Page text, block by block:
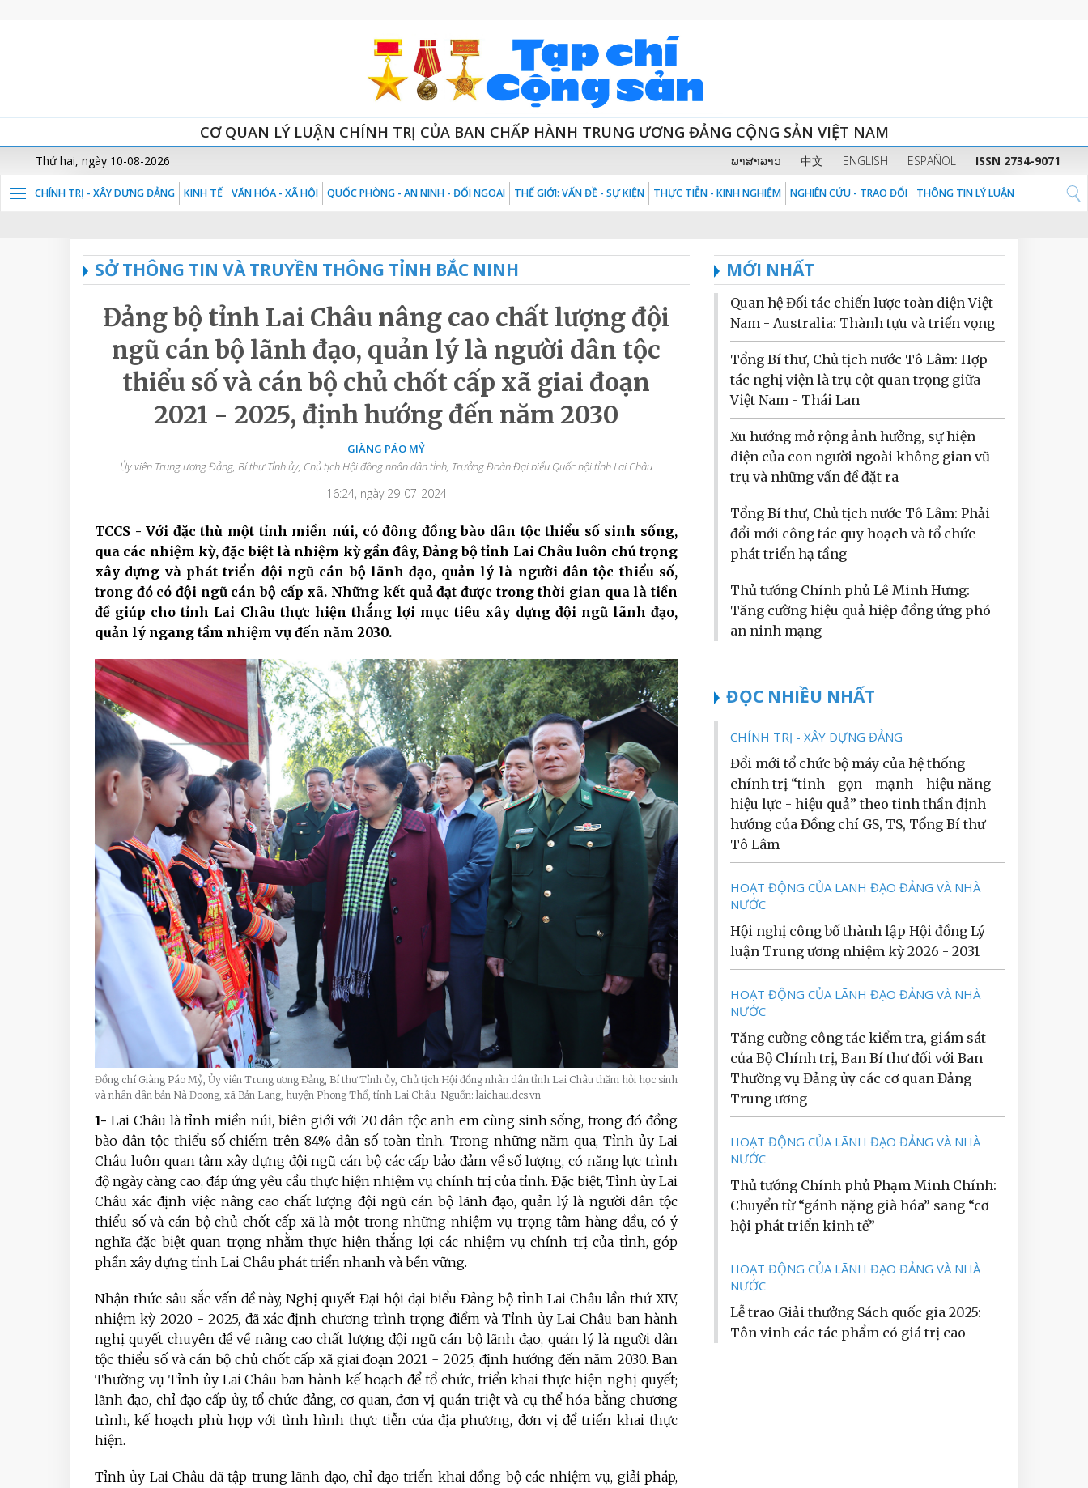
CƠ QUAN LÝ LUẬN CHÍNH TRỊ CỦA BAN CHẤP HÀNH TRUNG ƯƠNG ĐẢNG CỘNG SẢN VIỆT NAM
Thứ hai, ngày 10-08-2026 ພາສາລາວ 中文 ENGLISH ESPAÑOL ISSN 2734-9071
CHÍNH TRỊ - XÂY DỰNG ĐẢNG KINH TẾ VĂN HÓA - XÃ HỘI QUỐC PHÒNG - AN NINH - ĐỐI NGOẠI THẾ GIỚI: VẤN ĐỀ - SỰ KIỆN THỰC TIỄN - KINH NGHIỆM NGHIÊN CỨU - TRAO ĐỔI THÔNG TIN LÝ LUẬN
SỞ THÔNG TIN VÀ TRUYỀN THÔNG TỈNH BẮC NINH
Đảng bộ tỉnh Lai Châu nâng cao chất lượng đội
ngũ cán bộ lãnh đạo, quản lý là người dân tộc
thiểu số và cán bộ chủ chốt cấp xã giai đoạn
2021 - 2025, định hướng đến năm 2030
GIÀNG PÁO MỶ
Ủy viên Trung ương Đảng, Bí thư Tỉnh ủy, Chủ tịch Hội đồng nhân dân tỉnh, Trưởng Đoàn Đại biểu Quốc hội tỉnh Lai Châu
16:24, ngày 29-07-2024
TCCS - Với đặc thù một tỉnh miền núi, có đông đồng bào dân tộc thiểu số sinh sống,
qua các nhiệm kỳ, đặc biệt là nhiệm kỳ gần đây, Đảng bộ tỉnh Lai Châu luôn chú trọng
xây dựng và phát triển đội ngũ cán bộ lãnh đạo, quản lý là người dân tộc thiểu số,
trong đó có đội ngũ cán bộ cấp xã. Những kết quả đạt được trong thời gian qua là tiền
đề giúp cho tỉnh Lai Châu thực hiện thắng lợi mục tiêu xây dựng đội ngũ lãnh đạo,
quản lý ngang tầm nhiệm vụ đến năm 2030.
Đồng chí Giàng Páo Mỷ, Ủy viên Trung ương Đảng, Bí thư Tỉnh ủy, Chủ tịch Hội đồng nhân dân tỉnh Lai Châu thăm hỏi học sinh
và nhân dân bản Nà Đoong, xã Bản Lang, huyện Phong Thổ, tỉnh Lai Châu_Nguồn: laichau.dcs.vn
1- Lai Châu là tỉnh miền núi, biên giới với 20 dân tộc anh em cùng sinh sống, trong đó đồng
bào dân tộc thiểu số chiếm trên 84% dân số toàn tỉnh. Trong những năm qua, Tỉnh ủy Lai
Châu luôn quan tâm xây dựng đội ngũ cán bộ các cấp bảo đảm về số lượng, có năng lực trình
độ ngày càng cao, đáp ứng yêu cầu thực hiện nhiệm vụ chính trị của tỉnh. Đặc biệt, Tỉnh ủy Lai
Châu xác định việc nâng cao chất lượng đội ngũ cán bộ lãnh đạo, quản lý là người dân tộc
thiểu số và cán bộ chủ chốt cấp xã là một trong những nhiệm vụ trọng tâm hàng đầu, có ý
nghĩa đặc biệt quan trọng nhằm thực hiện thắng lợi các nhiệm vụ chính trị của tỉnh, góp
phần xây dựng tỉnh Lai Châu phát triển nhanh và bền vững.
Nhận thức sâu sắc vấn đề này, Nghị quyết Đại hội đại biểu Đảng bộ tỉnh Lai Châu lần thứ XIV,
nhiệm kỳ 2020 - 2025, đã xác định chương trình trọng điểm và Tỉnh ủy Lai Châu ban hành
nghị quyết chuyên đề về nâng cao chất lượng đội ngũ cán bộ lãnh đạo, quản lý là người dân
tộc thiểu số và cán bộ chủ chốt cấp xã giai đoạn 2021 - 2025, định hướng đến năm 2030. Ban
Thường vụ Tỉnh ủy Lai Châu ban hành kế hoạch để tổ chức, triển khai thực hiện nghị quyết;
lãnh đạo, chỉ đạo cấp ủy, tổ chức đảng, cơ quan, đơn vị quán triệt và cụ thể hóa bằng chương
trình, kế hoạch phù hợp với tình hình thực tiễn của địa phương, đơn vị để triển khai thực
hiện.
Tỉnh ủy Lai Châu đã tập trung lãnh đạo, chỉ đạo triển khai đồng bộ các nhiệm vụ, giải pháp,
MỚI NHẤT
Quan hệ Đối tác chiến lược toàn diện Việt
Nam - Australia: Thành tựu và triển vọng
Tổng Bí thư, Chủ tịch nước Tô Lâm: Hợp
tác nghị viện là trụ cột quan trọng giữa
Việt Nam - Thái Lan
Xu hướng mở rộng ảnh hưởng, sự hiện
diện của con người ngoài không gian vũ
trụ và những vấn đề đặt ra
Tổng Bí thư, Chủ tịch nước Tô Lâm: Phải
đổi mới công tác quy hoạch và tổ chức
phát triển hạ tầng
Thủ tướng Chính phủ Lê Minh Hưng:
Tăng cường hiệu quả hiệp đồng ứng phó
an ninh mạng
ĐỌC NHIỀU NHẤT
CHÍNH TRỊ - XÂY DỰNG ĐẢNG
Đổi mới tổ chức bộ máy của hệ thống
chính trị “tinh - gọn - mạnh - hiệu năng -
hiệu lực - hiệu quả” theo tinh thần định
hướng của Đồng chí GS, TS, Tổng Bí thư
Tô Lâm
HOẠT ĐỘNG CỦA LÃNH ĐẠO ĐẢNG VÀ NHÀ
NƯỚC
Hội nghị công bố thành lập Hội đồng Lý
luận Trung ương nhiệm kỳ 2026 - 2031
HOẠT ĐỘNG CỦA LÃNH ĐẠO ĐẢNG VÀ NHÀ
NƯỚC
Tăng cường công tác kiểm tra, giám sát
của Bộ Chính trị, Ban Bí thư đối với Ban
Thường vụ Đảng ủy các cơ quan Đảng
Trung ương
HOẠT ĐỘNG CỦA LÃNH ĐẠO ĐẢNG VÀ NHÀ
NƯỚC
Thủ tướng Chính phủ Phạm Minh Chính:
Chuyển từ “gánh nặng già hóa” sang “cơ
hội phát triển kinh tế”
HOẠT ĐỘNG CỦA LÃNH ĐẠO ĐẢNG VÀ NHÀ
NƯỚC
Lễ trao Giải thưởng Sách quốc gia 2025:
Tôn vinh các tác phẩm có giá trị cao